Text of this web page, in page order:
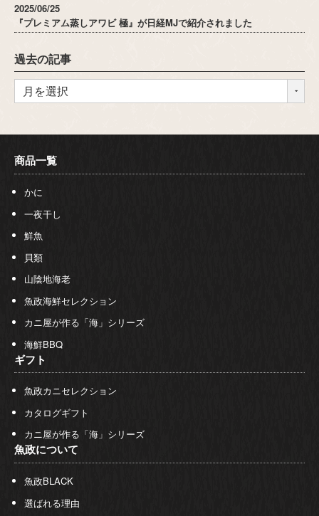
2025/06/25
『プレミアム蒸しアワビ 極』が日経MJで紹介されました
過去の記事
商品一覧
かに
一夜干し
鮮魚
貝類
山陰地海老
魚政海鮮セレクション
カニ屋が作る「海」シリーズ
海鮮BBQ
ギフト
魚政カニセレクション
カタログギフト
カニ屋が作る「海」シリーズ
魚政について
魚政BLACK
選ばれる理由